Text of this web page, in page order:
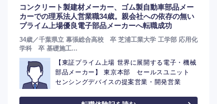
コンクリート製建材メーカー、ゴム製自動車部品メー
カーでの理系法人営業職34歳。親会社への依存の無い
プライム上場優良電子部品メーカーへ転職成功
34歳／千葉県立 幕張総合高校 卒 芝浦工業大学 工学部 応用化
学科 卒 基礎施工...
【東証プライム上場 世界に展開する電子・機械
部品メーカー】 東京本部 セールスユニット
センシングデバイスの提案営業・開発営業